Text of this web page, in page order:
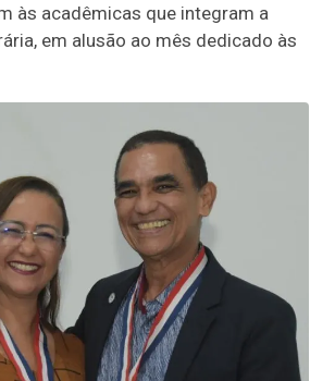
às acadêmicas que integram a
em alusão ao mês dedicado às